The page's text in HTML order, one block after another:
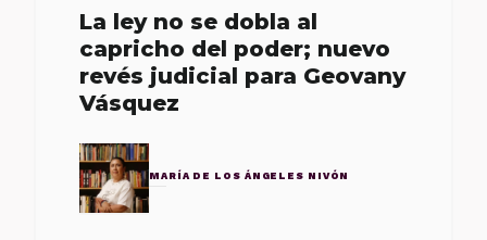
La ley no se dobla al
capricho del poder; nuevo
revés judicial para Geovany
Vásquez
MARÍA DE LOS ÁNGELES NIVÓN